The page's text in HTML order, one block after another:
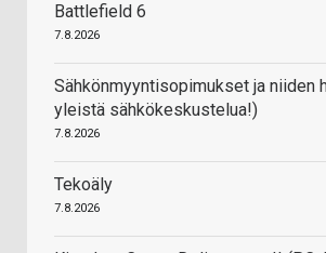
Battlefield 6
7.8.2026
Sähkönmyyntisopimukset ja niiden
yleistä sähkökeskustelua!)
7.8.2026
Tekoäly
7.8.2026